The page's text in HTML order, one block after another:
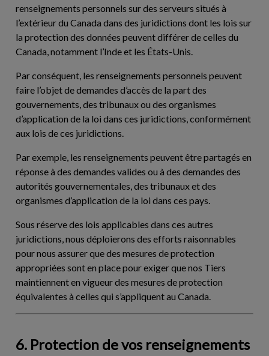
renseignements personnels sur des serveurs situés à
l’extérieur du Canada dans des juridictions dont les lois sur
la protection des données peuvent différer de celles du
Canada, notamment l’Inde et les États-Unis.
Par conséquent, les renseignements personnels peuvent
faire l’objet de demandes d’accès de la part des
gouvernements, des tribunaux ou des organismes
d’application de la loi dans ces juridictions, conformément
aux lois de ces juridictions.
Par exemple, les renseignements peuvent être partagés en
réponse à des demandes valides ou à des demandes des
autorités gouvernementales, des tribunaux et des
organismes d’application de la loi dans ces pays.
Sous réserve des lois applicables dans ces autres
juridictions, nous déploierons des efforts raisonnables
pour nous assurer que des mesures de protection
appropriées sont en place pour exiger que nos Tiers
maintiennent en vigueur des mesures de protection
équivalentes à celles qui s’appliquent au Canada.
6. Protection de vos renseignements